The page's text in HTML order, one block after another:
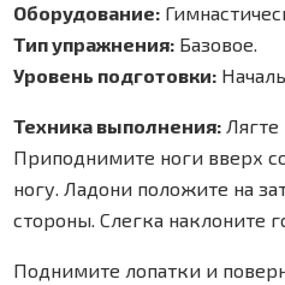
Оборудование:
Типупражнения: Базовое.
Уровень подготовки:
Техника выполнения: Лягте
Приподнимите ноги вверх
ногу.Ладони положите на
стороны.Слегка наклоните
Поднимите лопатки и